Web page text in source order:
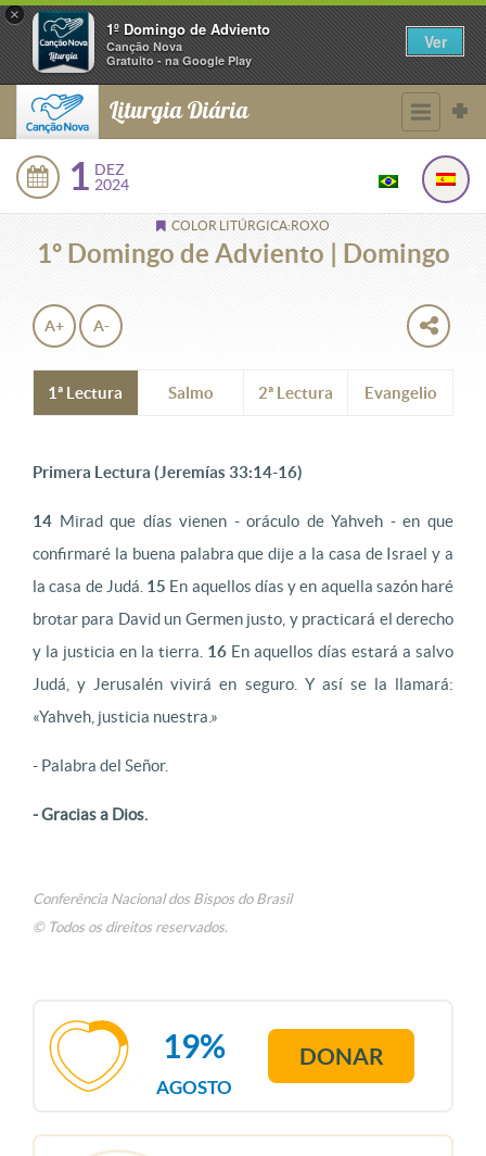
×
1º Domingo de Adviento
Canção Nova
Gratuito - na Google Play
Ver
Liturgia Diária
1 DEZ
2024
COLOR LITÚRGICA:ROXO
1º Domingo de Adviento | Domingo
A+ A-
1ª Lectura Salmo 2ª Lectura Evangelio
Primera Lectura (Jeremías 33:14-16)
14 Mirad que días vienen - oráculo de Yahveh - en que
confirmaré la buena palabra que dije a la casa de Israel y a
la casa de Judá. 15 En aquellos días y en aquella sazón haré
brotar para David un Germen justo, y practicará el derecho
y la justicia en la tierra. 16 En aquellos días estará a salvo
Judá, y Jerusalén vivirá en seguro. Y así se la llamará:
«Yahveh, justicia nuestra.»
- Palabra del Señor.
- Gracias a Dios.
Conferência Nacional dos Bispos do Brasil
© Todos os direitos reservados.
AGOSTO
19% DONAR